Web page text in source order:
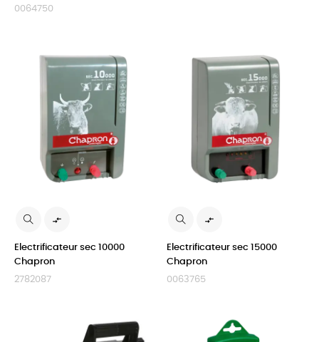
0064750

Electrificateur sec 10000
Chapron
2782087

Electrificateur sec 15000
Chapron
0063765